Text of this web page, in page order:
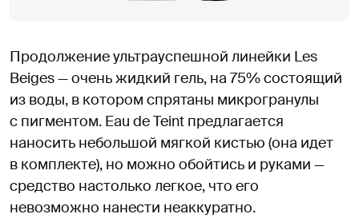
Продолжение ультрауспешной линейки Les
Beiges — очень жидкий гель, на 75% состоящий
из воды, в котором спрятаны микрогранулы
с пигментом. Eau de Teint предлагается
наносить небольшой мягкой кистью (она идет
в комплекте), но можно обойтись и руками —
средство настолько легкое, что его
невозможно нанести неаккуратно.